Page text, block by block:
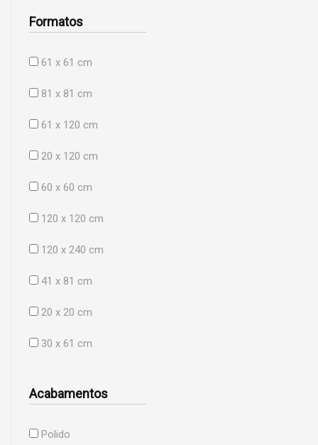
Formatos
61 x 61 cm
81 x 81 cm
61 x 120 cm
20 x 120 cm
60 x 60 cm
120 x 120 cm
120 x 240 cm
41 x 81 cm
20 x 20 cm
30 x 61 cm
Acabamentos
Polido